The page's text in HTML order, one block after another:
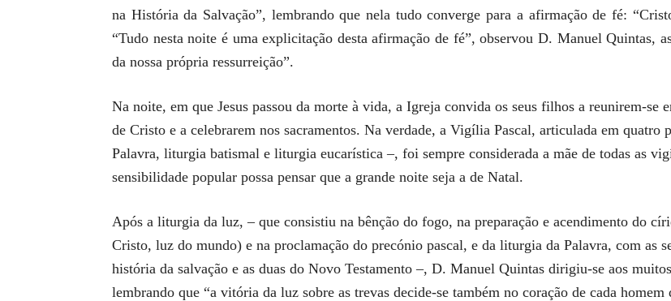
na História da Salvação”, lembrando que nela tudo converge para a afirmação de fé:
“Tudo nesta noite é uma explicitação desta afirmação de fé”, observou D. Manuel Quintas,
da nossa própria ressurreição”.
Na noite, em que Jesus passou da morte à vida, a Igreja convida os seus filhos a reunirem-se
de Cristo e a celebrarem nos sacramentos. Na verdade, a Vigília Pascal, articulada em
Palavra, liturgia batismal e liturgia eucarística –, foi sempre considerada a mãe de todas as
sensibilidade popular possa pensar que a grande noite seja a de Natal.
Após a liturgia da luz, – que consistiu na bênção do fogo, na preparação e acendimento do
Cristo, luz do mundo) e na proclamação do precónio pascal, e da liturgia da Palavra, com as
história da salvação e as duas do Novo Testamento –, D. Manuel Quintas dirigiu-se aos
lembrando que “a vitória da luz sobre as trevas decide-se também no coração de cada